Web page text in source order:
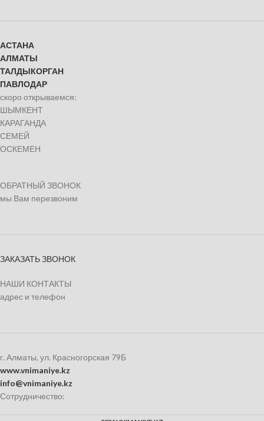
АСТАНА
АЛМАТЫ
ТАЛДЫКОРГАН
ПАВЛОДАР
скоро открываемся:
ШЫМКЕНТ
КАРАГАНДА
СЕМЕЙ
ОСКЕМЕН
ОБРАТНЫЙ ЗВОНОК
мы Вам перезвоним
ЗАКАЗАТЬ ЗВОНОК
НАШИ КОНТАКТЫ
адрес и телефон
г. Алматы, ул. Красногорская 79Б
www.vnimaniye.kz
info@vnimaniye.kz
Сотрудничество: